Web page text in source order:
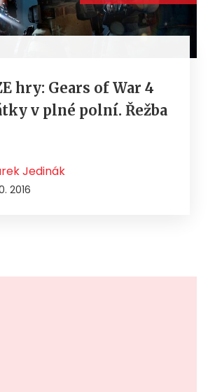
hry: Gears of War 4
v plné polní. Řežba
Jedinák
2016